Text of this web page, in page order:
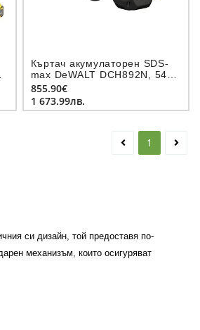
Къртач акумулаторен SDS-
max DeWALT DCH892N, 54V,
19.4 J
855.90€
1 673.99лв.
1
си дизайн, той предоставя по-
механизъм, които осигуряват